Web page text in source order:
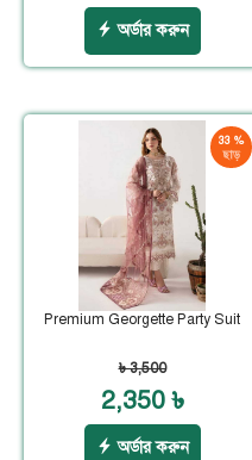
অর্ডার করুন
33 %
ছাড়
Premium Georgette Party Suit
৳ 3,500
2,350 ৳
অর্ডার করুন